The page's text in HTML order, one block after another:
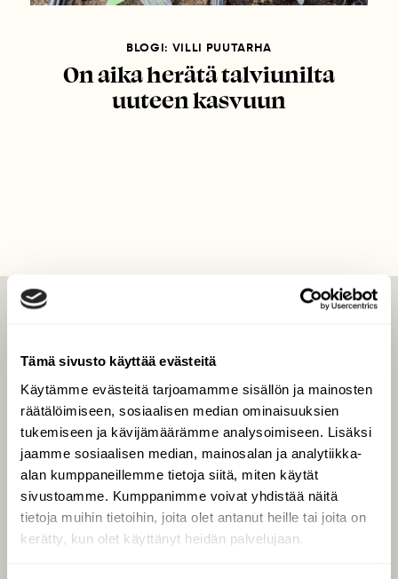
Tämä sivusto käyttää evästeitä
Käytämme evästeitä tarjoamamme sisällön ja mainosten
räätälöimiseen, sosiaalisen median ominaisuuksien
tukemiseen ja kävijämäärämme analysoimiseen. Lisäksi
jaamme sosiaalisen median, mainosalan ja analytiikka-
alan kumppaneillemme tietoja siitä, miten käytät
sivustoamme. Kumppanimme voivat yhdistää näitä
tietoja muihin tietoihin, joita olet antanut heille tai joita on
kerätty, kun olet käyttänyt heidän palvelujaan.
BLOGI: VILLI PUUTARHA
On aika herätä talviunilta
uuteen kasvuun
Uusin lehti
Tilaa Suomen Luonto
Tilaa digilukuoikeus
Äänestä parasta juttua
Tilaa uutiskirje
SUOMEN LUONNON­